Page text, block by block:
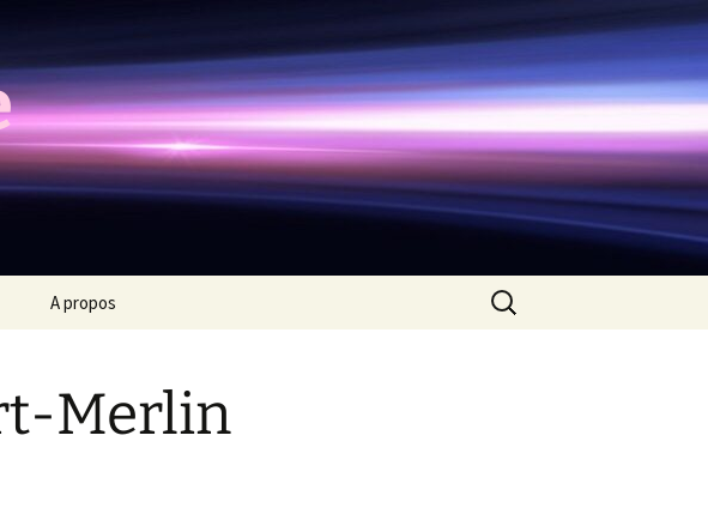
A propos
Search
for:
Merlin